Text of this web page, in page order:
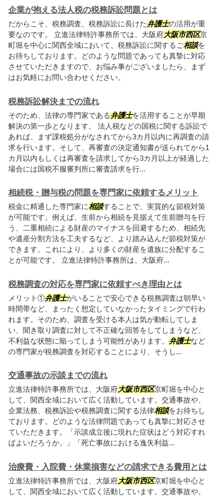
企業が抱える法人税の税務訴訟問題とは
だからこそ、税務調査、税務訴訟に長けた弁護士の活用が重
要なのです。 立進法律特許事務所では、大阪府大阪市西区京
町堀を中心に関西全域において、税務訴訟に関するご相談を
お待ちしております。どのような問題であっても真摯に対応
させていただきますので、お悩み事がございましたら、まず
はお気軽にお問い合わせください。
税務訴訟解決までの流れ
そのため、法律の専門家である弁護士を活用することが早期
解決の第一歩となります。 法人税などの国税に関する訴訟で
あれば、まず課税処分がなされてから3カ月以内に再調査の請
求を行います。そして、再審査の決定通知書が送られてから1
カ月以内もしくは再審査を請求してから3カ月以上が経過した
場合には国税不服審判所に審査請求を行...
相続税・贈与税の問題を専門家に依頼するメリット
税金に精通した専門家に相談することで、実質的な節税対策
が可能です。例えば、生前から相続を見据えて生前贈与を行
う、二重相続による財産のマイナスを回避するため、相続先
や遺産分割方法を工夫するなど、より踏み込んだ節税対策が
できます。これにより、より多くの財産を遺族に分配するこ
とが可能です。 立進法律特許事務所は、大阪府...
税務調査の対応を専門家に依頼すべき理由とは
メリット①弁護士がいることで安心できる税務調査は朝早い
時間帯など、まったく想定していなかったタイミングで行わ
れます。そのため、調査を受ける本人は気が動転してしま
い、聞き取り調査に対して不正確な回答をしてしまうなど、
不利益な状態に陥ってしまう可能性があります。 弁護士など
の専門家が税務調査を対応することにより、そうし...
交通事故の示談までの流れ
立進法律特許事務所では、大阪府大阪市西区京町堀を中心と
して、関西全域において広く活動しています。交通事故や、
企業法務、税務訴訟や税務調査に関する法律相談をお待ちし
ております。どのような法律問題であっても真摯に対応させ
ていただきます。「示談成立後に現れた症状はどう対応すれ
ばよいだろうか。」「死亡事故における逸失利益...
治療費・入院費・休業損害などの請求できる費用とは
立進法律特許事務所では、大阪府大阪市西区京町堀を中心と
して、関西全域において広く活動しています。交通事故や、